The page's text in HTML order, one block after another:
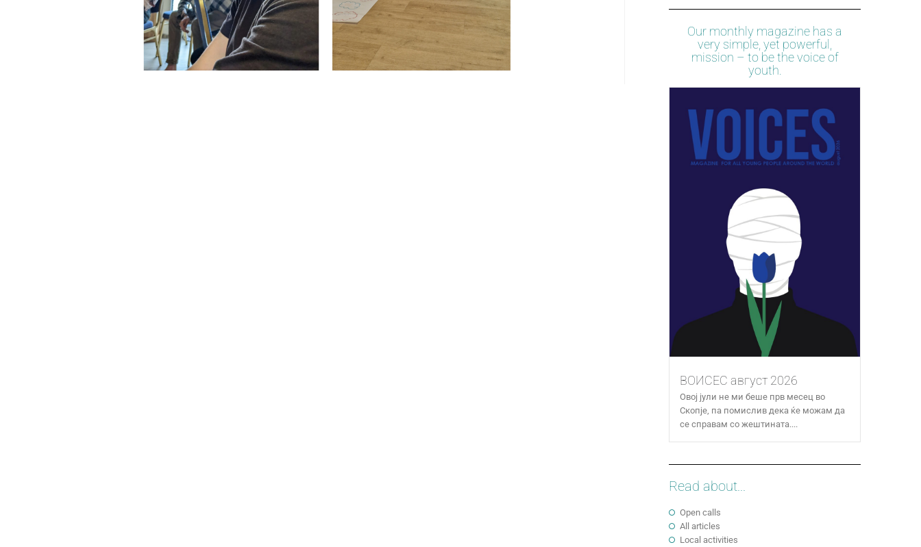
Our monthly magazine has a
very simple, yet powerful,
mission – to be the voice of
youth.
ВОИСЕС август 2026
Овој јули не ми беше прв месец во
Скопје, па помислив дека ќе можам да
се справам со жештината....
Read about...
Open calls
All articles
Local activities